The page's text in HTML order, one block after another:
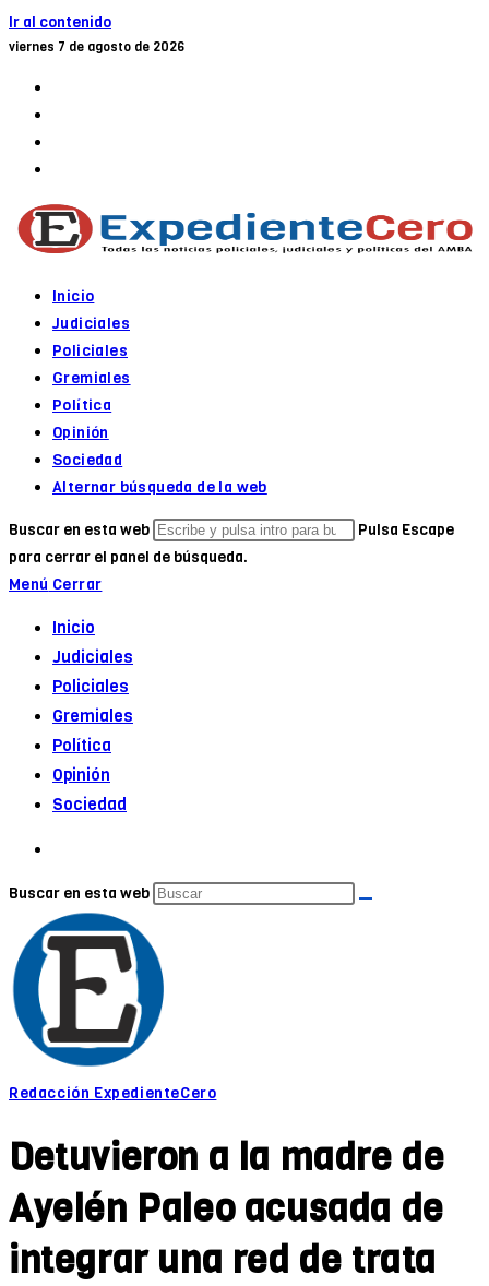
Ir al contenido
viernes 7 de agosto de 2026
Inicio
Judiciales
Policiales
Gremiales
Política
Opinión
Sociedad
Alternar búsqueda de la web
Buscar en esta web
Pulsa Escape
para cerrar el panel de búsqueda.
Menú Cerrar
Inicio
Judiciales
Policiales
Gremiales
Política
Opinión
Sociedad
Buscar en esta web
Redacción ExpedienteCero
Detuvieron a la madre de
Ayelén Paleo acusada de
integrar una red de trata